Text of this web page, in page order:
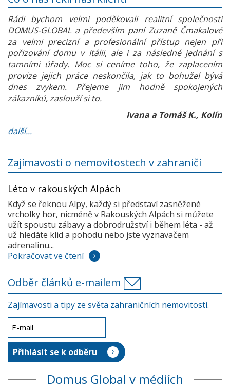
Rádi bychom velmi poděkovali realitní společnosti
DOMUS-GLOBAL a především paní Zuzaně Čmakalové
za velmi precizní a profesionální přístup nejen při
pořizování domu v Itálii, ale i za následné jednání s
tamními úřady. Moc si ceníme toho, že zaplacením
provize jejich práce neskončila, jak to bohužel bývá
dnes zvykem. Přejeme jim hodně spokojených
zákazníků, zaslouží si to.
Ivana a Tomáš K., Kolín
další...
Zajímavosti o nemovitostech v zahraničí
Léto v rakouských Alpách
Když se řeknou Alpy, každý si představí zasněžené
vrcholky hor, nicméně v Rakouských Alpách si můžete
užít spoustu zábavy a dobrodružství i během léta - až
už hledáte klid a pohodu nebo jste vyznavačem
adrenalinu...
Pokračovat ve čtení
Odběr článků e-mailem
Zajímavosti a tipy ze světa zahraničních nemovitostí.
Domus Global v médiích